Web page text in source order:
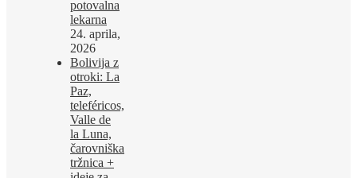
potovalna
lekarna
24. aprila,
2026
Bolivija z
otroki: La
Paz,
teleféricos,
Valle de
la Luna,
čarovniška
tržnica +